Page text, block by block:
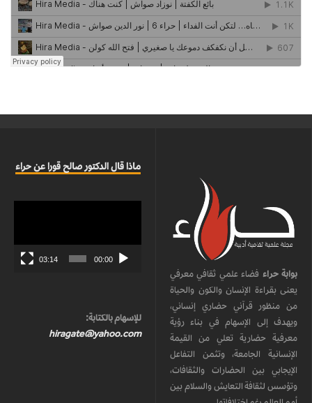
بوابة حراء فضاء علمي ثقافي معرفي
يعنى بقراءة الإنسان والكون والحياة
من منظور قرآني حضاري إنساني،
ويهدف إلى الإسهام في بناء رؤية
معرفية حضارية تعلي من القيمة
الإنسانية الجامعة، وتثمن التفاعل
الإيجابي بين الحضارات والثقافات،
وتؤسس لثقافة التعايش والسلام بين
ماذا قال الدكتور صالح قورا عن حراء
00:00
03:14
للإسهام بالكتابة:
hiragate@yahoo.com